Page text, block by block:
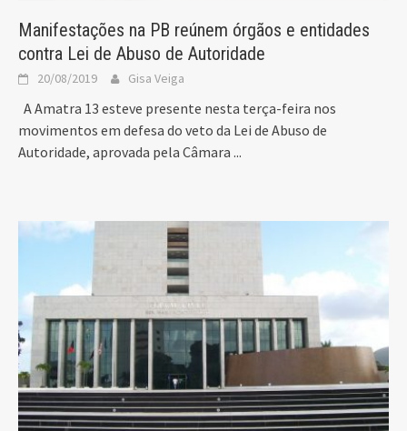
Manifestações na PB reúnem órgãos e entidades
contra Lei de Abuso de Autoridade
20/08/2019 Gisa Veiga
A Amatra 13 esteve presente nesta terça-feira nos
movimentos em defesa do veto da Lei de Abuso de
Autoridade, aprovada pela Câmara ...